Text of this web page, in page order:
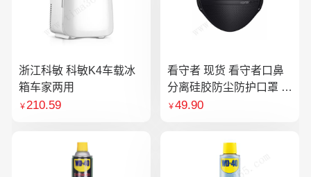
浙江科敏 科敏K4车载冰
箱车家两用
￥210.59
看守者 现货 看守者口鼻
分离硅胶防尘防护口罩 1
个口罩含10片滤芯
￥49.90